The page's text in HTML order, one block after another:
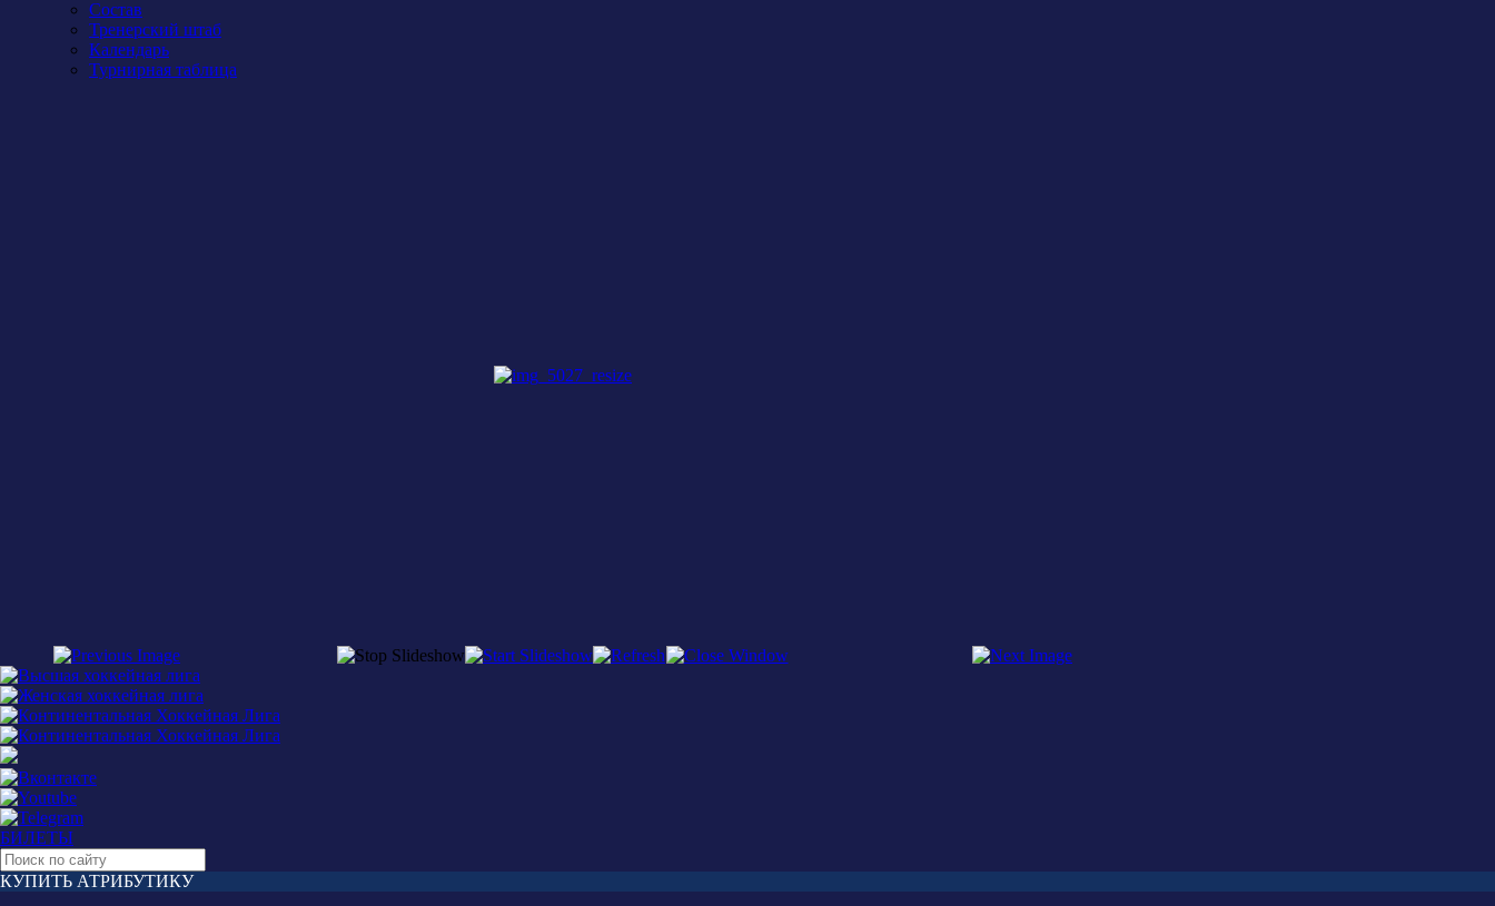
Состав
Тренерский штаб
Календарь
Турнирная таблица
БИЛЕТЫ
КУПИТЬ АТРИБУТИКУ